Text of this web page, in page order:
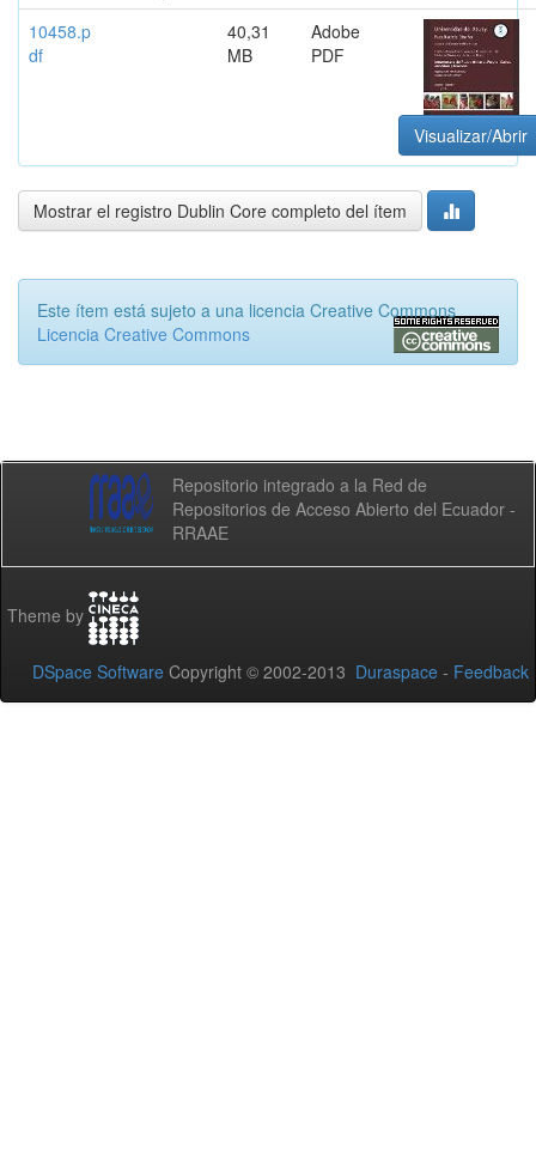
10458.p
df
40,31
MB
Adobe
PDF
Visualizar/Abrir
Mostrar el registro Dublin Core completo del ítem
Este ítem está sujeto a una licencia Creative Commons
Licencia Creative Commons
Repositorio integrado a la Red de
Repositorios de Acceso Abierto del Ecuador -
RRAAE
Theme by
DSpace Software Copyright © 2002-2013 Duraspace - Feedback